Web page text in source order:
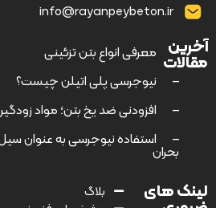
info@rayanpeybeton.ir
آخرین
مقالات
–
معرفی انواع بتن تزئینی
–
نیوجرسی پلی اتیلن چیست؟
–
افزودنی ضد یخ بتن؛ مواد
–
استفاده نیوجرسی به عنوان سیل
بحران
لینک های
بلاگ